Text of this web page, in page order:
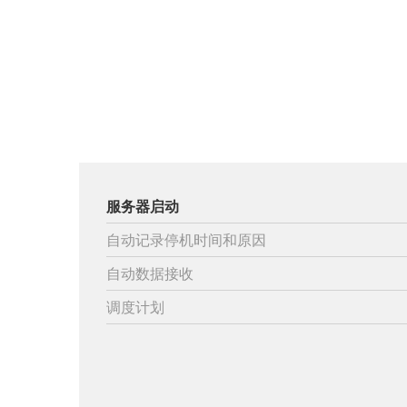
服务器启动
自动记录停机时间和原因
自动数据接收
调度计划